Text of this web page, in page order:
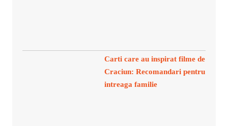
Carti care au inspirat filme de
Craciun: Recomandari pentru
intreaga familie